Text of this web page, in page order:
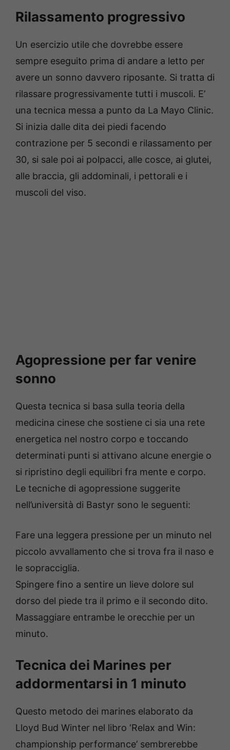
Rilassamento progressivo
Un esercizio utile che dovrebbe essere
sempre eseguito prima di andare a letto per
avere un sonno davvero riposante. Si tratta di
rilassare progressivamente tutti i muscoli. E’
una tecnica messa a punto da La Mayo Clinic.
Si inizia dalle dita dei piedi facendo
contrazione per 5 secondi e rilassamento per
30, si sale poi ai polpacci, alle cosce, ai glutei,
alle braccia, gli addominali, i pettorali e i
muscoli del viso.
Agopressione per far venire
sonno
Questa tecnica si basa sulla teoria della
medicina cinese che sostiene ci sia una rete
energetica nel nostro corpo e toccando
determinati punti si attivano alcune energie o
si ripristino degli equilibri fra mente e corpo.
Le tecniche di agopressione suggerite
nell’università di Bastyr sono le seguenti:
Fare una leggera pressione per un minuto nel
piccolo avvallamento che si trova fra il naso e
le sopracciglia.
Spingere fino a sentire un lieve dolore sul
dorso del piede tra il primo e il secondo dito.
Massaggiare entrambe le orecchie per un
minuto.
Tecnica dei Marines per
addormentarsi in 1 minuto
Questo metodo dei marines elaborato da
Lloyd Bud Winter nel libro ‘Relax and Win:
championship performance’ sembrerebbe